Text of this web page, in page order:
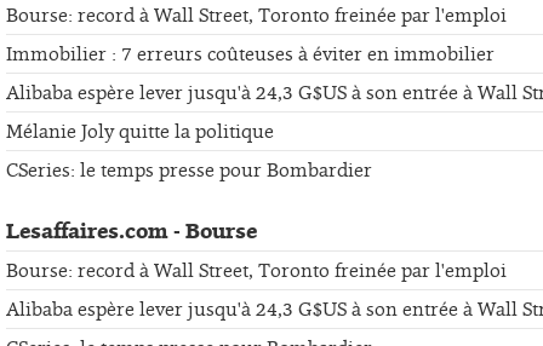
Bourse: record à Wall Street, Toronto freinée par l'emploi
Immobilier : 7 erreurs coûteuses à éviter en immobilier
Alibaba espère lever jusqu'à 24,3 G$US à son entrée à Wall
Mélanie Joly quitte la politique
CSeries: le temps presse pour Bombardier
Lesaffaires.com - Bourse
Bourse: record à Wall Street, Toronto freinée par l'emploi
Alibaba espère lever jusqu'à 24,3 G$US à son entrée à Wall